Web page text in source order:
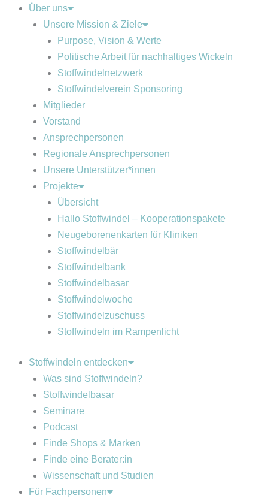
Über uns
Unsere Mission & Ziele
Purpose, Vision & Werte
Politische Arbeit für nachhaltiges Wickeln
Stoffwindelnetzwerk
Stoffwindelverein Sponsoring
Mitglieder
Vorstand
Ansprechpersonen
Regionale Ansprechpersonen
Unsere Unterstützer*innen
Projekte
Übersicht
Hallo Stoffwindel – Kooperationspakete
Neugeborenenkarten für Kliniken
Stoffwindelbär
Stoffwindelbank
Stoffwindelbasar
Stoffwindelwoche
Stoffwindelzuschuss
Stoffwindeln im Rampenlicht
Stoffwindeln entdecken
Was sind Stoffwindeln?
Stoffwindelbasar
Seminare
Podcast
Finde Shops & Marken
Finde eine Berater:in
Wissenschaft und Studien
Für Fachpersonen